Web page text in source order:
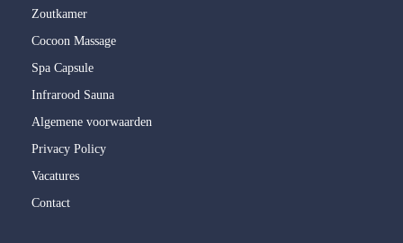
Zoutkamer
Cocoon Massage
Spa Capsule
Infrarood Sauna
Algemene voorwaarden
Privacy Policy
Vacatures
Contact